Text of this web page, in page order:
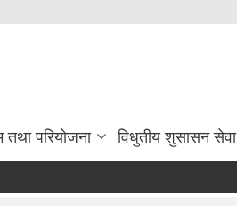
तथा परियोजना विधुतीय शुसासन सेवा